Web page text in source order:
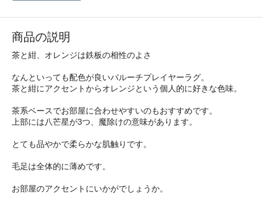
商品の説明
茶と紺、オレンジは鉄板の相性のよさ
なんといっても配色が良いバルーチプレイヤーラグ。
茶と紺にアクセントからオレンジという個人的に好きな色味。
茶系ベースでお部屋に合わせやすいのもおすすめです。
上部には八芒星が3つ、魔除けの意味があります。
とても品やかで柔らかな肌触りです。
毛足は全体的に薄めです。
お部屋のアクセントにいかがでしょうか。